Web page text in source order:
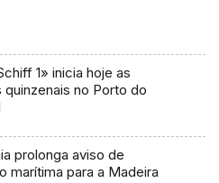
1» inicia hoje as
quinzenais no Porto do
prolonga aviso de
marítima para a Madeira